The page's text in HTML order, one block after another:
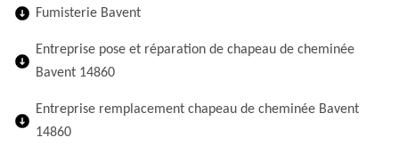
Fumisterie Bavent
Entreprise pose et réparation de chapeau de cheminée
Bavent 14860
Entreprise remplacement chapeau de cheminée Bavent
14860